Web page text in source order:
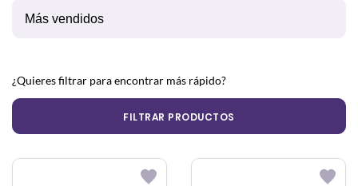
¿Quieres filtrar para encontrar más rápido?
FILTRAR PRODUCTOS